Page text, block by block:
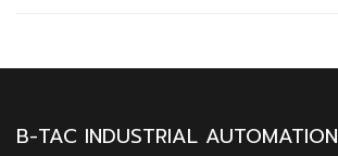
B-TAC INDUSTRIAL AUTOMATION